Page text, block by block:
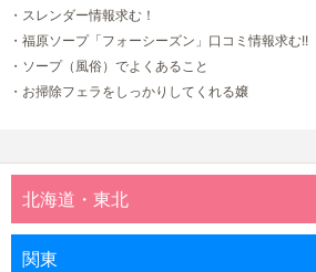
・スレンダー情報求む！
・福原ソープ「フォーシーズン」口コミ情報求む!!
・ソープ（風俗）でよくあること
・お掃除フェラをしっかりしてくれる嬢
北海道・東北
関東